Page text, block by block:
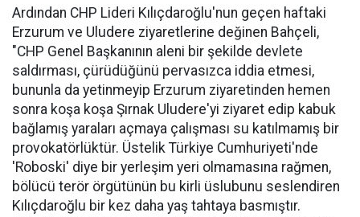
Ardından CHP Lideri Kılıçdaroğlu'nun geçen haftaki
Erzurum ve Uludere ziyaretlerine değinen Bahçeli,
"CHP Genel Başkanının aleni bir şekilde devlete
saldırması, çürüdüğünü pervasızca iddia etmesi,
bununla da yetinmeyip Erzurum ziyaretinden hemen
sonra koşa koşa Şırnak Uludere'yi ziyaret edip kabuk
bağlamış yaraları açmaya çalışması su katılmamış bir
provokatörlüktür. Üstelik Türkiye Cumhuriyeti'nde
'Roboski' diye bir yerleşim yeri olmamasına rağmen,
bölücü terör örgütünün bu kirli üslubunu seslendiren
Kılıçdaroğlu bir kez daha yaş tahtaya basmıştır.